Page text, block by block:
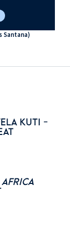
Santana)
KUTI -